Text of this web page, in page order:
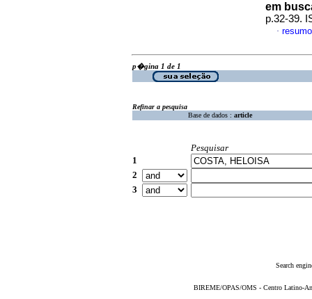
em
p.32-39.
·
p�gina 1 de 1
Refinar a pesquisa
Base de dados : article
Pesquisar
1
2
3
Search
BIREME/OPAS/OMS - Centro Latino-